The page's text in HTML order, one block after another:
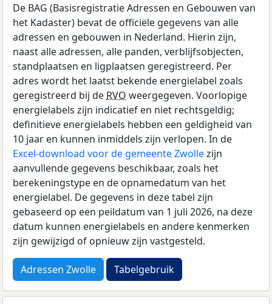
De BAG (Basisregistratie Adressen en Gebouwen van
het Kadaster) bevat de officiële gegevens van alle
adressen en gebouwen in Nederland. Hierin zijn,
naast alle adressen, alle panden, verblijfsobjecten,
standplaatsen en ligplaatsen geregistreerd. Per
adres wordt het laatst bekende energielabel zoals
geregistreerd bij de RVO weergegeven. Voorlopige
energielabels zijn indicatief en niet rechtsgeldig;
definitieve energielabels hebben een geldigheid van
10 jaar en kunnen inmiddels zijn verlopen. In de
Excel-download voor de gemeente Zwollezijn
aanvullende gegevens beschikbaar, zoals het
berekeningstype en de opnamedatum van het
energielabel. De gegevens in deze tabel zijn
gebaseerd op een peildatum van 1 juli 2026, na deze
datum kunnen energielabels en andere kenmerken
zijn gewijzigd of opnieuw zijn vastgesteld.
Adressen Zwolle Tabelgebruik